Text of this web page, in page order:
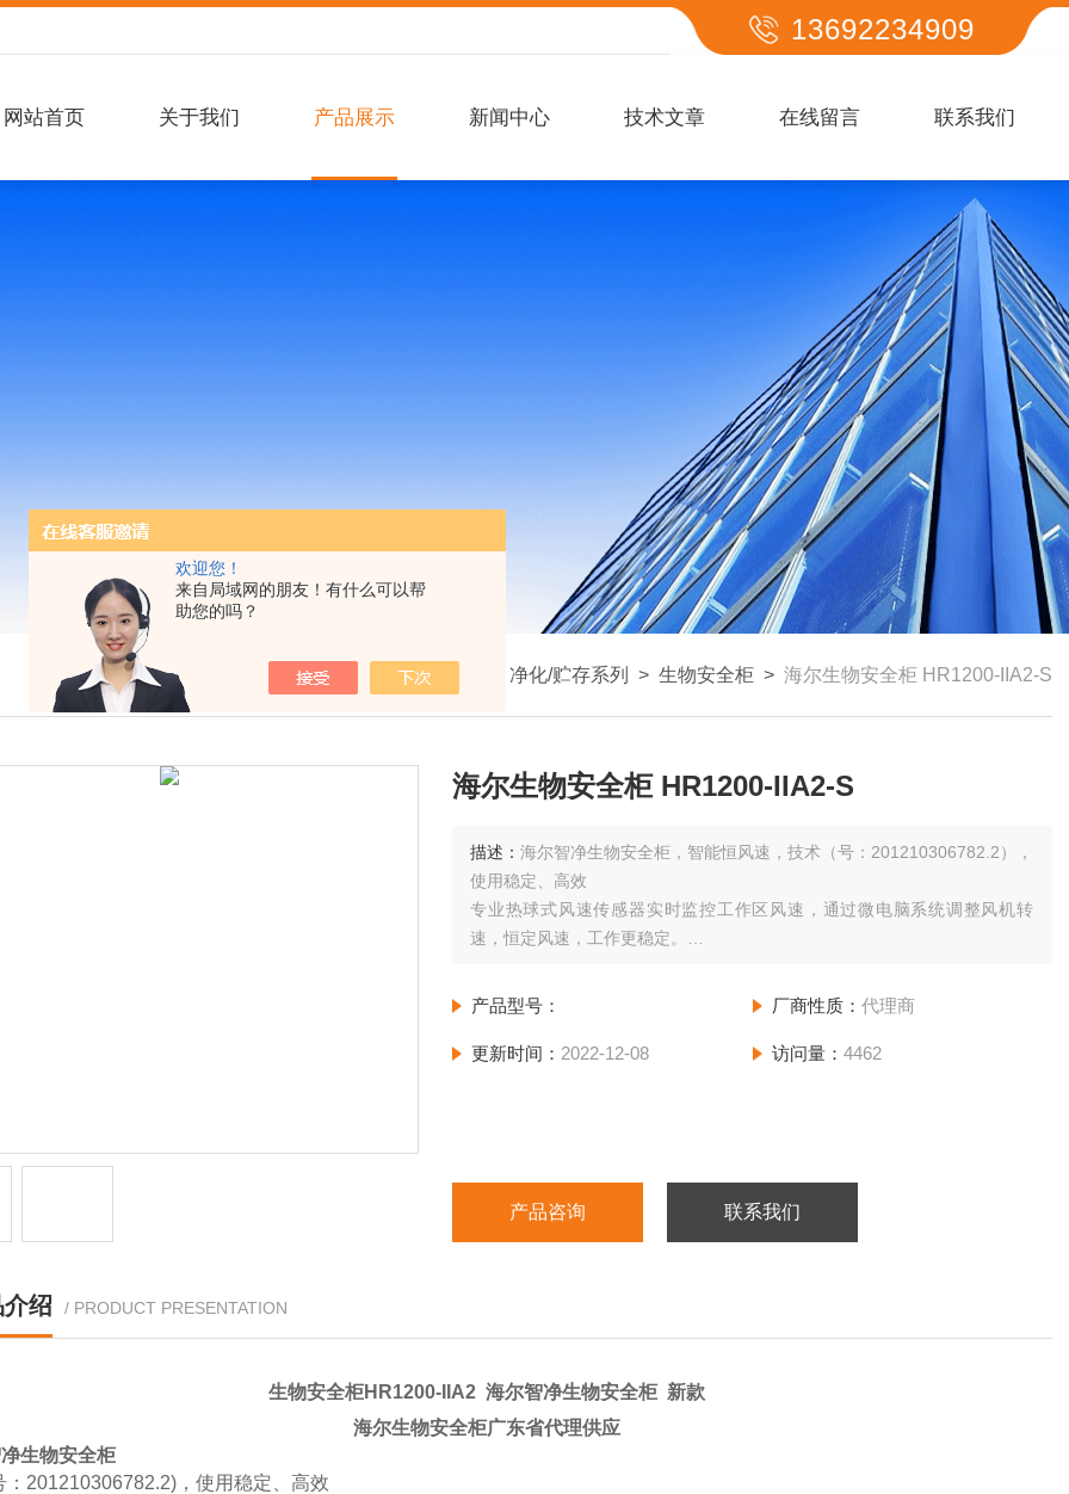
欢迎您！
来自局域网的朋友！有什么可以帮
助您的吗？
13692234909
网站首页 关于我们 产品展示 新闻中心 技术文章 在线留言 联系我们
我的位置： >产品展示 净化/贮存系列 > 生物安全柜 > 海尔生物安全柜 HR1200-IIA2-S
海尔生物安全柜 HR1200-IIA2-S
描述：海尔智净生物安全柜，智能恒风速，技术（号：201210306782.2），
使用稳定、高效
专业热球式风速传感器实时监控工作区风速，通过微电脑系统调整风机转
速，恒定风速，工作更稳定。
产品型号： 厂商性质： 代理商
更新时间： 2022-12-08 访问量： 4462
产品咨询 联系我们
绍 / PRODUCT PRESENTATION
生物安全柜HR1200-IIA2 海尔智净生物安全柜新款
海尔生物安全柜广东省代理供应
生物安全柜
：201210306782.2)，使用稳定、高效